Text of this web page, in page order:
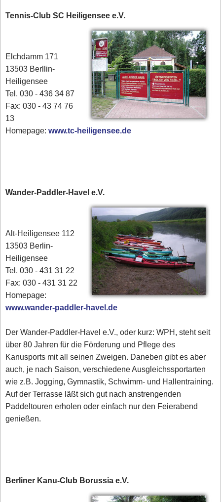
Tennis-Club SC Heiligensee e.V.
Elchdamm 171
13503 Berllin-
Heiligensee
Tel. 030 - 436 34 87
​Fax: 030 - 43 74 76
13
Homepage:www.tc-heiligensee.de
Wander-Paddler-Havel e.V.
Alt-Heiligensee 112
13503 Berlin-
Heiligensee
Tel. 030 - 431 31 22
Fax: 030 - 431 31 22
Homepage:
www.wander-paddler-havel.de
Der Wander-Paddler-Havel e.V., oder kurz: WPH, steht seit
über 80 Jahren für die Förderung und Pflege des
Kanusports mit all seinen Zweigen. Daneben gibt es aber
auch, je nach Saison, verschiedene Ausgleichssportarten
wie z.B. Jogging, Gymnastik, Schwimm- und Hallentraining.
Auf der Terrasse läßt sich gut nach anstrengenden
Paddeltouren erholen oder einfach nur den Feierabend
genießen.
Berliner Kanu-Club Borussia e.V.